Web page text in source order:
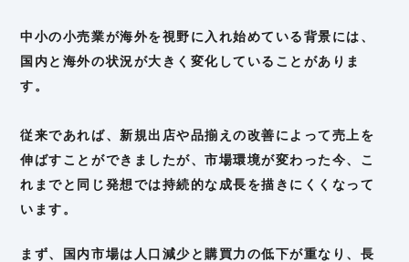
中小の小売業が海外を視野に入れ始めている背景には、
国内と海外の状況が大きく変化していることがありま
す。
従来であれば、新規出店や品揃えの改善によって売上を
伸ばすことができましたが、市場環境が変わった今、こ
れまでと同じ発想では持続的な成長を描きにくくなって
います。
まず、国内市場は人口減少と購買力の低下が重なり、長